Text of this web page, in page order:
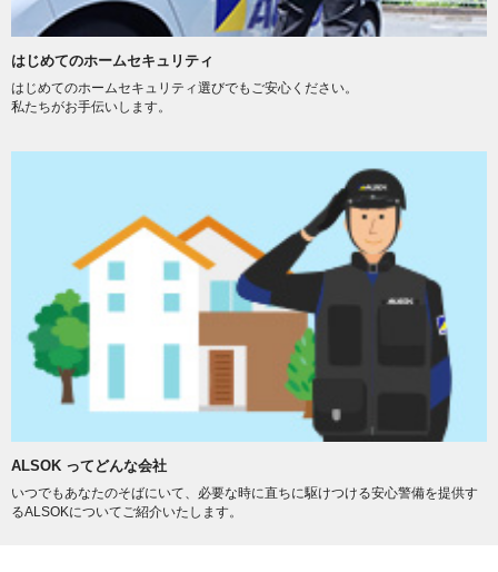
はじめてのホームセキュリティ
はじめてのホームセキュリティ選びでもご安心ください。
私たちがお手伝いします。
ALSOK ってどんな会社
いつでもあなたのそばにいて、必要な時に直ちに駆けつける安心警備を提供す
るALSOKについてご紹介いたします。